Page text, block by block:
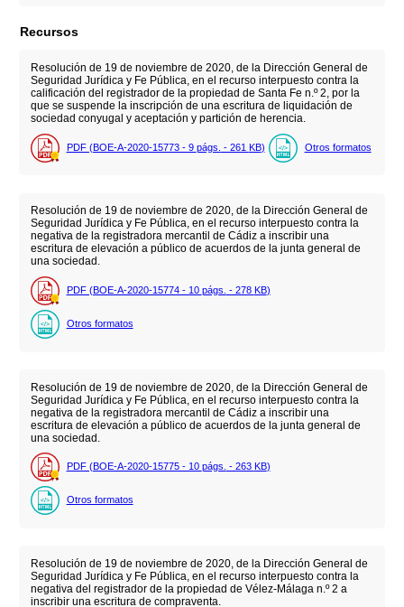
Recursos
Resolución de 19 de noviembre de 2020, de la Dirección General de
Seguridad Jurídica y Fe Pública, en el recurso interpuesto contra la
calificación del registrador de la propiedad de Santa Fe n.º 2, por la
que se suspende la inscripción de una escritura de liquidación de
sociedad conyugal y aceptación y partición de herencia.
PDF (BOE-A-2020-15773 - 9 págs. - 261 KB) Otros formatos
Resolución de 19 de noviembre de 2020, de la Dirección General de
Seguridad Jurídica y Fe Pública, en el recurso interpuesto contra la
negativa de la registradora mercantil de Cádiz a inscribir una
escritura de elevación a público de acuerdos de la junta general de
una sociedad.
PDF (BOE-A-2020-15774 - 10 págs. - 278 KB)
Otros formatos
Resolución de 19 de noviembre de 2020, de la Dirección General de
Seguridad Jurídica y Fe Pública, en el recurso interpuesto contra la
negativa de la registradora mercantil de Cádiz a inscribir una
escritura de elevación a público de acuerdos de la junta general de
una sociedad.
PDF (BOE-A-2020-15775 - 10 págs. - 263 KB)
Otros formatos
Resolución de 19 de noviembre de 2020, de la Dirección General de
Seguridad Jurídica y Fe Pública, en el recurso interpuesto contra la
negativa del registrador de la propiedad de Vélez-Málaga n.º 2 a
inscribir una escritura de compraventa.